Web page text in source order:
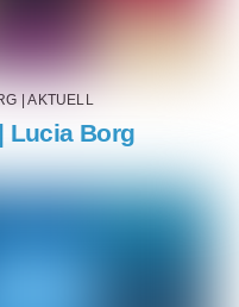
| AKTUELL
Lucia Borg